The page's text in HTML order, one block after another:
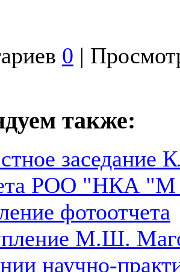
0 |
также:
заседание
РОО "НКА "М
фотоотчета
М.Ш.
научно-